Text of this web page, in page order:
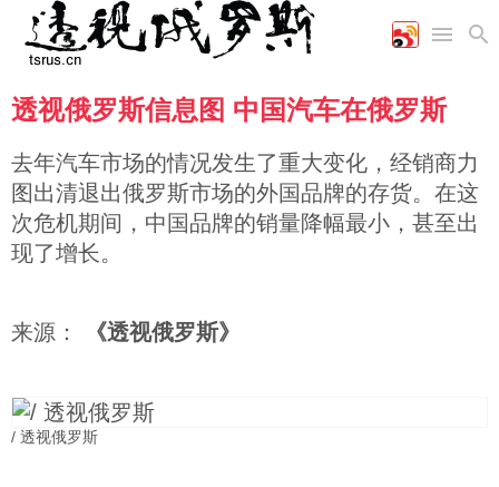
首页
国际
时政
军事
空军
海军
陆军
军事合作
评论
财经
商业
工业
能源
农业
文艺
教育
美食
娱乐
图片新闻
高清图片
漫画
视频
图表
透视俄罗斯信息图 中国汽车在俄罗斯
去年汽车市场的情况发生了重大变化，经销商力
图出清退出俄罗斯市场的外国品牌的存货。在这
次危机期间，中国品牌的销量降幅最小，甚至出
现了增长。
来源： 《透视俄罗斯》
/ 透视俄罗斯